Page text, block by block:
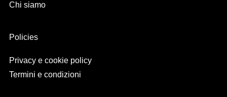
Chi siamo
Policies
Privacy e cookie policy
Termini e condizioni